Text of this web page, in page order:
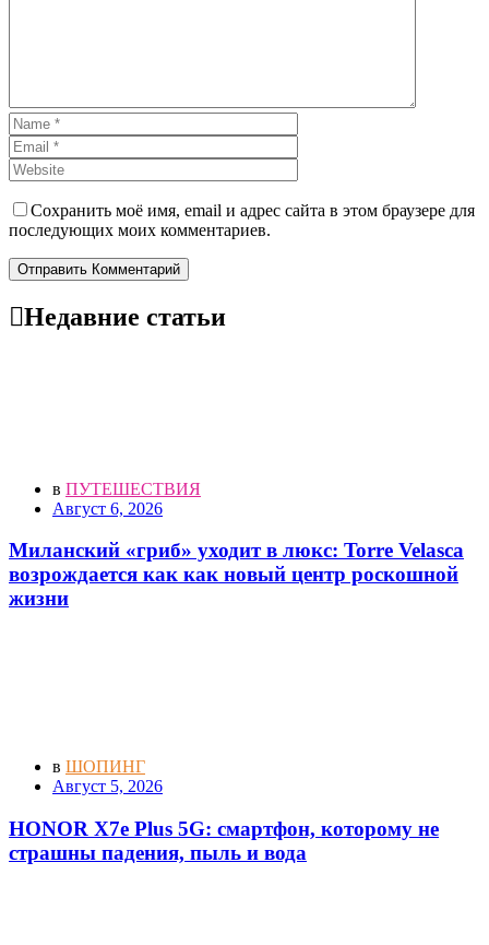
Сохранить моё имя, email и адрес сайта в этом браузере для
последующих моих комментариев.
Отправить Комментарий
Недавние статьи
в ПУТЕШЕСТВИЯ
Август 6, 2026
Миланский «гриб» уходит в люкс: Torre Velasca
возрождается как как новый центр роскошной
жизни
в ШОПИНГ
Август 5, 2026
HONOR X7e Plus 5G: смартфон, которому не
страшны падения, пыль и вода